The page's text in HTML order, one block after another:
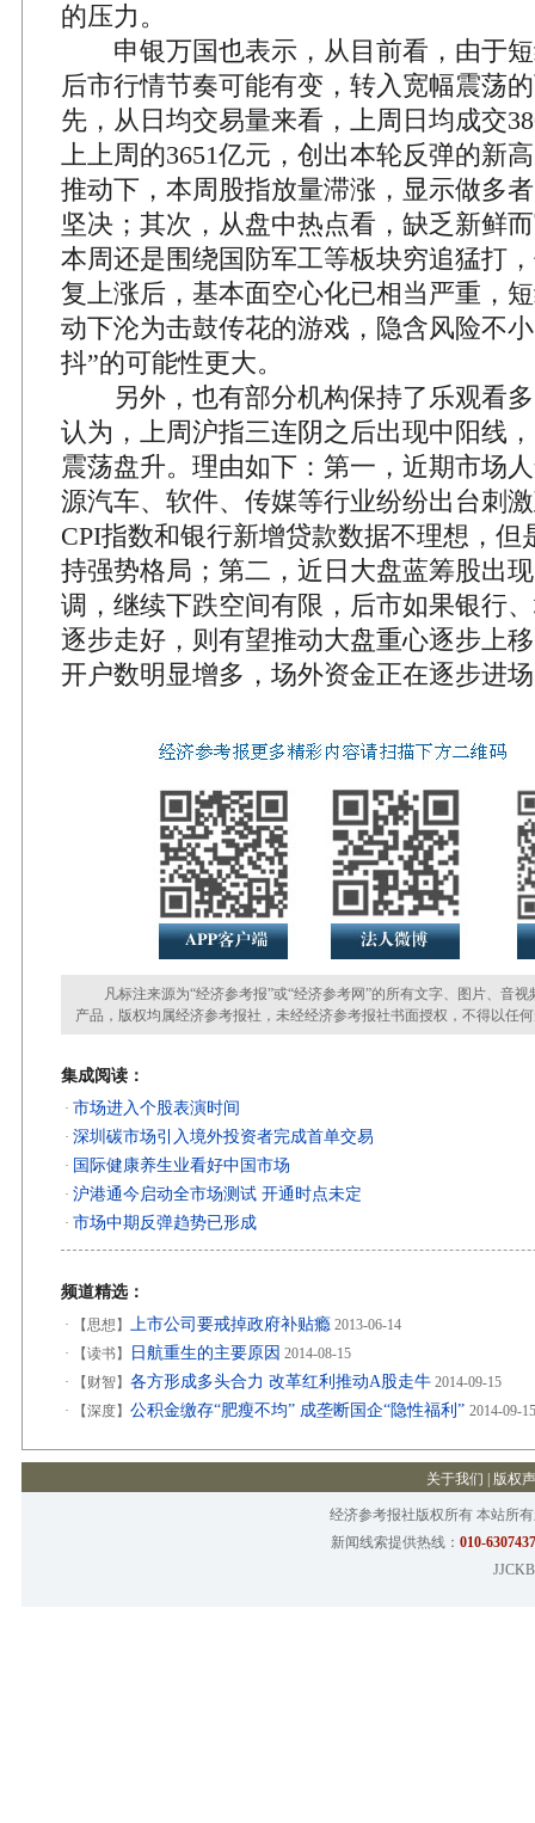
的压力。
申银万国也表示，从目前看，由于短
后市行情节奏可能有变，转入宽幅震荡
先，从日均交易量来看，上周日均成交
上上周的3651亿元，创出本轮反弹的新
推动下，本周股指放量滞涨，显示做多
坚决；其次，从盘中热点看，缺乏新鲜
本周还是围绕国防军工等板块穷追猛打
复上涨后，基本面空心化已相当严重，
动下沦为击鼓传花的游戏，隐含风险不
抖”的可能性更大。
另外，也有部分机构保持了乐观看多
认为，上周沪指三连阴之后出现中阳线
震荡盘升。理由如下：第一，近期市场
源汽车、软件、传媒等行业纷纷出台刺
CPI指数和银行新增贷款数据不理想，但
持强势格局；第二，近日大盘蓝筹股出
调，继续下跌空间有限，后市如果银行
逐步走好，则有望推动大盘重心逐步上
开户数明显增多，场外资金正在逐步进
凡标注来源为“经济参考报”或“经济参考网”的所有文字、图片、音视
产品，版权均属经济参考报社，未经经济参考报社书面授权，不得以任
集成阅读：
· 市场进入个股表演时间
· 深圳碳市场引入境外投资者完成首单交易
· 国际健康养生业看好中国市场
· 沪港通今启动全市场测试 开通时点未定
· 市场中期反弹趋势已形成
频道精选：
· 【思想】 上市公司要戒掉政府补贴瘾 2013-06-14
·
【读书】 日航重生的主要原因 2014-08-15
·
【财智】 各方形成多头合力 改革红利推动A股走牛 2014-09-15
·
【深度】 公积金缴存“肥瘦不均” 成垄断国企“隐性福利” 2014-09-15
关于我们 版权
经济参考报社版权所有 本站所
新闻线索提供热线： 010-